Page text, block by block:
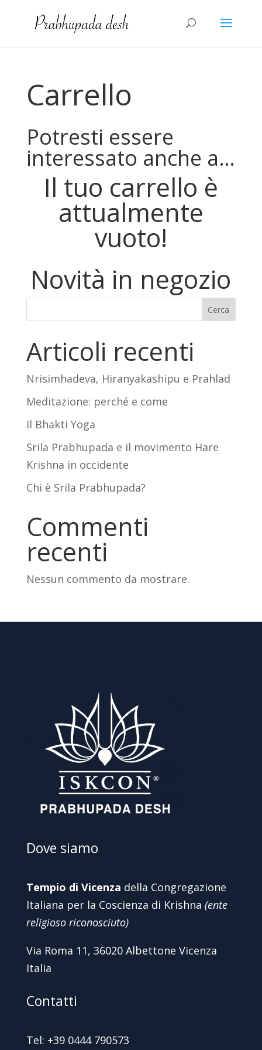
Carrello
Potresti essere
interessato anche a…
Il tuo carrello è
attualmente
vuoto!
Novità in negozio
Cerca
Articoli recenti
Nrisimhadeva, Hiranyakashipu e Prahlad
Meditazione: perché e come
Il Bhakti Yoga
Srila Prabhupada e il movimento Hare
Krishna in occidente
Chi è Srila Prabhupada?
Commenti
recenti
Nessun commento da mostrare.
Dove siamo
Tempio di Vicenza della Congregazione
Italiana per la Coscienza di Krishna (ente
religioso riconosciuto)
Via Roma 11, 36020 Albettone Vicenza
Italia
Contatti
Tel: +39 0444 790573